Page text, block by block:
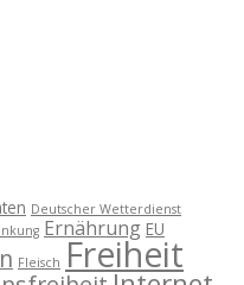
Deutscher Wetterdienst
Ernährung EU
Fleisch Freiheit